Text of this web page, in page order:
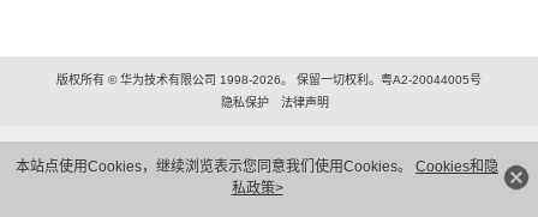
本站点使用Cookies，继续浏览表示您同意我们使用Cookies。 Cookies和隐
私政策>
版权所有 © 华为技术有限公司 1998-2026。 保留一切权利。粤A2-20044005号
隐私保护
法律声明